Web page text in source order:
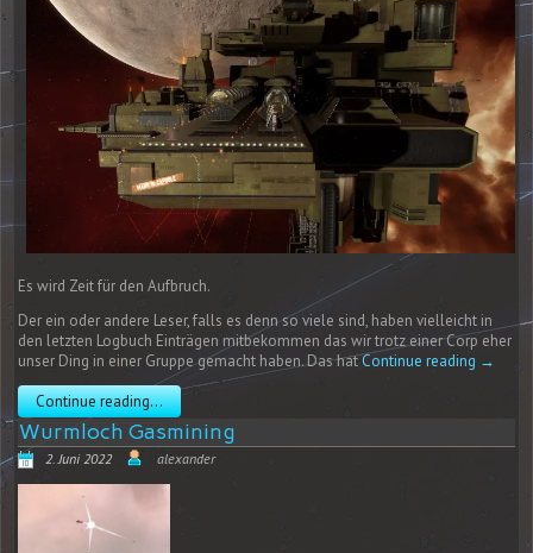
Es wird Zeit für den Aufbruch.
Der ein oder andere Leser, falls es denn so viele sind, haben vielleicht in
den letzten Logbuch Einträgen mitbekommen das wir trotz einer Corp eher
unser Ding in einer Gruppe gemacht haben. Das hatContinue reading →
Continue reading...
Wurmloch Gasmining
2. Juni 2022 alexander